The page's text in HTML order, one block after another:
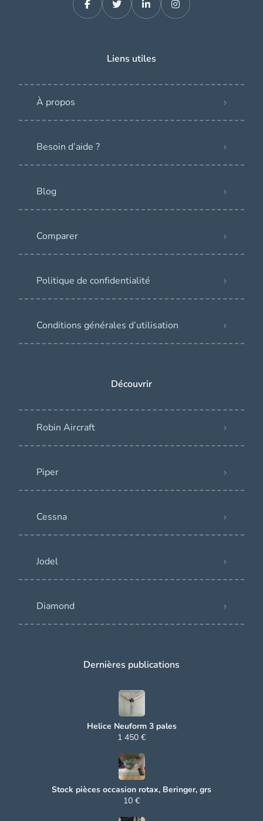
Liens utiles
À propos
Besoin d’aide ?
Blog
Comparer
Politique de confidentialité
Conditions générales d’utilisation
Découvrir
Robin Aircraft
Piper
Cessna
Jodel
Diamond
Dernières publications
Helice Neuform 3 pales
1 450 €
Stock pièces occasion rotax, Beringer, grs
10 €